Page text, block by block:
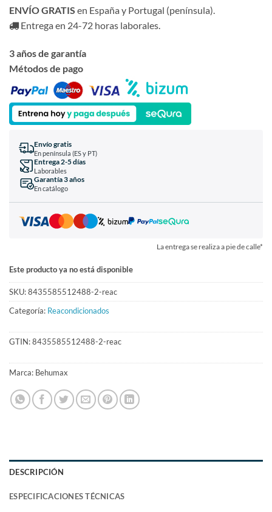
ENVÍO GRATIS en España y Portugal (península).
Entrega en 24-72 horas laborales.
3 años de garantía
Métodos de pago
Envío gratis
En península (ES y PT)
Entrega 2-5 días
Laborables
Garantía 3 años
En catálogo
La entrega se realiza a pie de calle*
Este producto ya no está disponible
SKU:8435585512488-2-reac
Categoría: Reacondicionados
GTIN:8435585512488-2-reac
Marca: Behumax
DESCRIPCIÓN
ESPECIFICACIONES TÉCNICAS